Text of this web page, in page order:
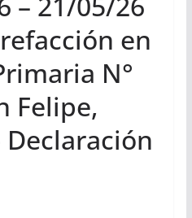
en
N°
Felipe,
Declaración